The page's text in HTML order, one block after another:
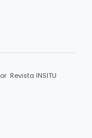
Revista INSITU